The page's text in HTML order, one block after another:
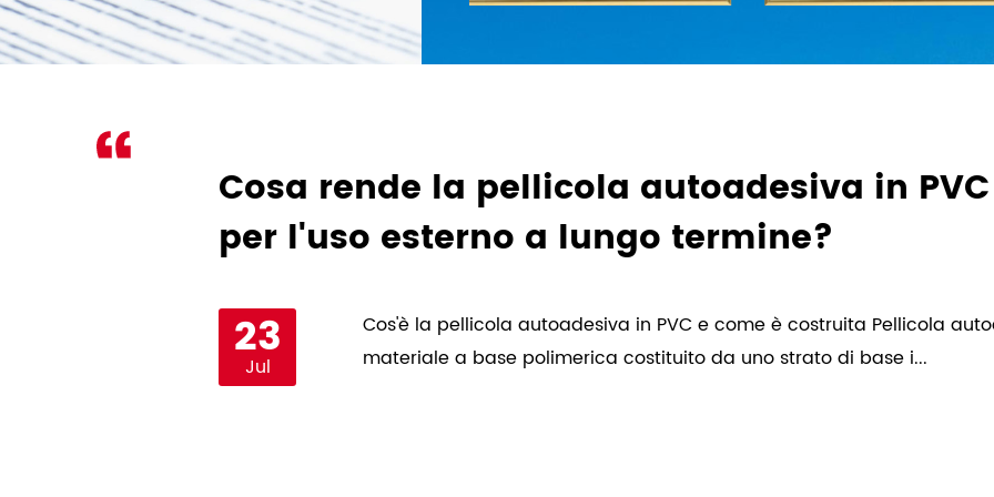
Cosa rende la pellicola autoadesiva in
per l'uso esterno a lungo termine?
23
Jul
Cos'è la pellicola autoadesiva in PVC e come è costruita Pellicola
materiale a base polimerica costituito da uno strato di base i...